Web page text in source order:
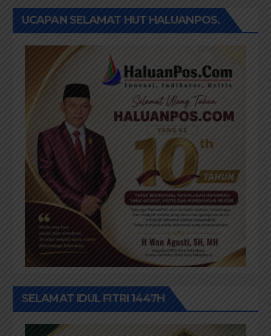
UCAPAN SELAMAT HUT HALUANPOS.
SELAMAT IDUL FITRI 1447H